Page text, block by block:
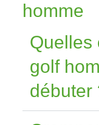
homme
Quelles
golf
débuter